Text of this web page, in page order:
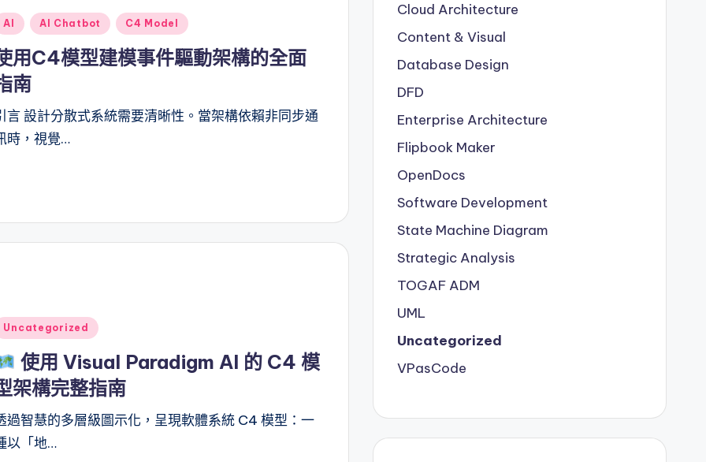
AI AI Chatbot C4 Model
用C4模型建模事件驅動架構的全面
南
言 設計分散式系統需要清晰性。當架構依賴非同步通
時，視覺…
Uncategorized
使用 Visual Paradigm AI 的 C4 模
架構完整指南
過智慧的多層級圖示化，呈現軟體系統 C4 模型：一
以「地…
Cloud Architecture
Content & Visual
Database Design
DFD
Enterprise Architecture
Flipbook Maker
OpenDocs
Software Development
State Machine Diagram
Strategic Analysis
TOGAF ADM
UML
Uncategorized
VPasCode